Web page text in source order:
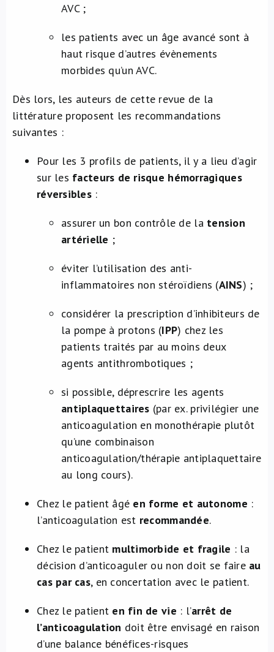
AVC ;
les patients avec un âge avancé sont à
haut risque d’autres évènements
morbides qu’un AVC.
Dès lors, les auteurs de cette revue de la
littérature proposent les recommandations
suivantes :
Pour les 3 profils de patients, il y a lieu d’agir
sur les facteurs de risque hémorragiques
réversibles :
assurer un bon contrôle de la tension
artérielle ;
éviter l’utilisation des anti-
inflammatoires non stéroïdiens (AINS) ;
considérer la prescription d’inhibiteurs de
la pompe à protons (IPP) chez les
patients traités par au moins deux
agents antithrombotiques ;
si possible, déprescrire les agents
antiplaquettaires (par ex. privilégier une
anticoagulation en monothérapie plutôt
qu’une combinaison
anticoagulation/thérapie antiplaquettaire
au long cours).
Chez le patient âgé en forme et autonome :
l’anticoagulation est recommandée.
Chez le patient multimorbide et fragile : la
décision d’anticoaguler ou non doit se faire au
cas par cas, en concertation avec le patient.
Chez le patient en fin de vie : l’arrêt de
l’anticoagulation doit être envisagé en raison
d’une balance bénéfices-risques